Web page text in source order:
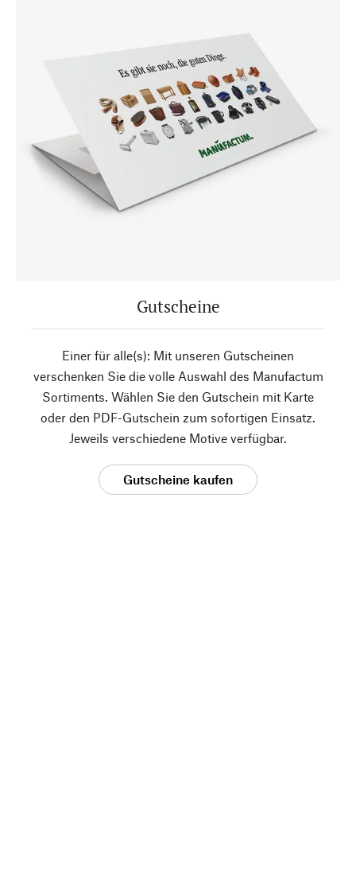
Gutscheine
Einer für alle(s): Mit unseren Gutscheinen
verschenken Sie die volle Auswahl des Manufactum
Sortiments. Wählen Sie den Gutschein mit Karte
oder den PDF-Gutschein zum sofortigen Einsatz.
Jeweils verschiedene Motive verfügbar.
Gutscheine kaufen